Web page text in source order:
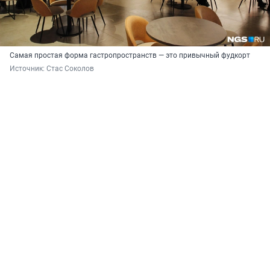
Самая простая форма гастропространств — это привычный фудкорт
Источник: Стас Соколов